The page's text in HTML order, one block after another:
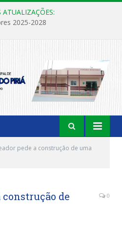
2025-2028
pede a construção de uma
construção de
0